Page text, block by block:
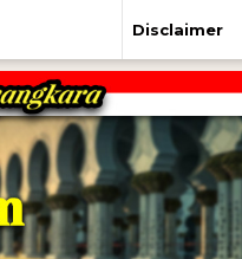
Disclaimer